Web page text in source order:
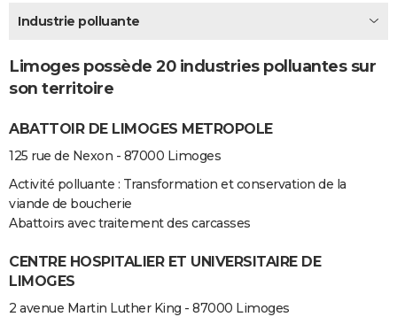
Destinations
City break
Voyage nature
Voyage de noces
Forum
Climat
+PHOTO
GUIDES D'ACHAT
BONS PLANS
CARTE DE VOEUX
Carte de Noël
Carte Bonne année
Carte Saint-Valentin
Carte Pâques
Carte d'anniversaire
DICTIONNAIRE
Dictionnaire
Biographies
Citations
Expressions
Proverbes
PROGRAMME TV
S'inscrire
Se connecter
Lycées
Collèges
Primaires
Universités
Entreprises
Service militaire
Avis de recherche
AVIS DE DÉCÈS
FORUM
Industrie polluante
Limoges possède 20 industries polluantes sur
son territoire
ABATTOIR DE LIMOGES METROPOLE
125 rue de Nexon - 87000 Limoges
Activité polluante : Transformation et conservation de la
viande de boucherie
Abattoirs avec traitement des carcasses
CENTRE HOSPITALIER ET UNIVERSITAIRE DE
LIMOGES
2 avenue Martin Luther King - 87000 Limoges